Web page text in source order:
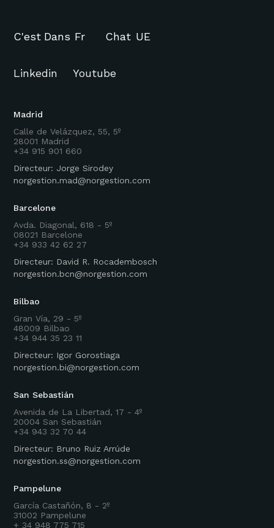
Madrid
Calle de Velázquez, 55, 5º
28001 Madrid
+34 915 901 660
Directeur: Jorge Sirodey
norgestion.mad@norgestion.com
Barcelone
Avda. Diagonal, 618 - 5º
08021 Barcelone
+34 933 42 62 27
Directeur: David R. Rocadembosch
norgestion.bcn@norgestion.com
Bilbao
Gran Vía, 29 - 5º
48009 Bilbao
+34 944 35 23 11
Directeur: Igor Gorostiaga
norgestion.bi@norgestion.com
San Sebastián
Avenida de La Libertad, 17 - 4º
20004 San Sebastián
+34 943 32 70 44
Directeur: Bruno Ruiz Arrúde
norgestion.ss@norgestion.com
Pampelune
García Castañón, 8 - 2º
31002 Pampelune
+ 34 948 775 715
C'est Dans Fr Chat UE
Linkedin Youtube